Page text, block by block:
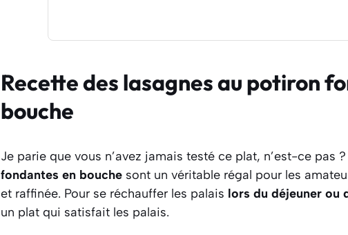
Recette des lasagnes au potiron
bouche
Je parie que vous n’avez jamais testé ce plat, n’est-ce pas
fondantes en bouche sont un véritable régal pour les
et raffinée. Pour se réchauffer les palais lors du déjeuner ou
un plat qui satisfait les palais.